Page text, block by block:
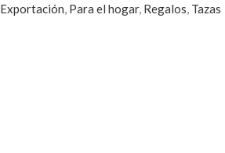
Exportación, Para el hogar, Regalos, Tazas